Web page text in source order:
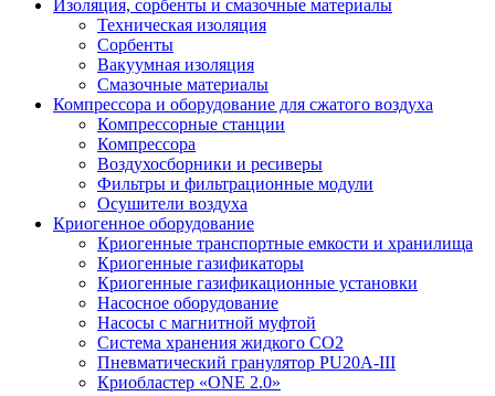
Изоляция, сорбенты и смазочные материалы
Техническая изоляция
Сорбенты
Вакуумная изоляция
Смазочные материалы
Компрессора и оборудование для сжатого воздуха
Компрессорные станции
Компрессора
Воздухосборники и ресиверы
Фильтры и фильтрационные модули
Осушители воздуха
Криогенное оборудование
Криогенные транспортные емкости и хранилища
Криогенные газификаторы
Криогенные газификационные установки
Насосное оборудование
Насосы с магнитной муфтой
Система хранения жидкого CO2
Пневматический гранулятор PU20A-III
Криобластер «ONE 2.0»